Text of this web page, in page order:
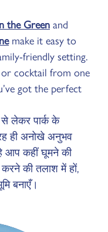
the Green and
make it easy to
friendly setting.
cocktail from one
got the perfect
लेकर पार्क के
ही अनोखे अनुभव
आप कहीं घूमने की
की तलाश में हों,
बनाएँ।